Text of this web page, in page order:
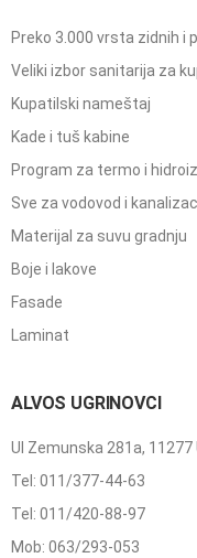
Preko 3.000 vrsta zidnih i
Veliki izbor sanitarija za
Kupatilski nameštaj
Kade i tuš kabine
Program za termo i
Sve za vodovod i
Materijal za suvu gradnju
Boje i lakove
Fasade
Laminat
ALVOS UGRINOVCI
Ul Zemunska 281a, 11277
Tel: 011/377-44-63
Tel: 011/420-88-97
Mob: 063/293-053